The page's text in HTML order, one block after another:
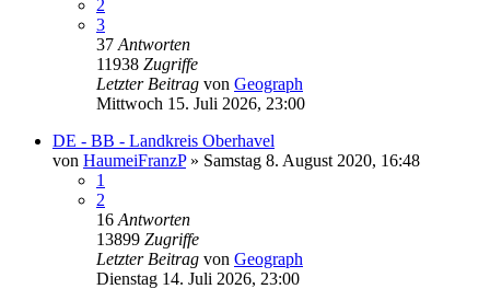
2
3
37 Antworten
11938 Zugriffe
Letzter Beitrag von Geograph
Mittwoch 15. Juli 2026, 23:00
DE - BB - Landkreis Oberhavel
von HaumeiFranzP» Samstag 8. August 2020, 16:48
1
2
16 Antworten
13899 Zugriffe
Letzter Beitrag von Geograph
Dienstag 14. Juli 2026, 23:00